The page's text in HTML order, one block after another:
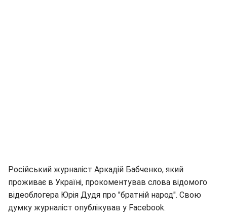
Російський журналіст Аркадій Бабченко, який
проживає в Україні, прокоментував слова відомого
відеоблогера Юрія Дудя про "братній народ". Свою
думку журналіст опублікував у Facebook.